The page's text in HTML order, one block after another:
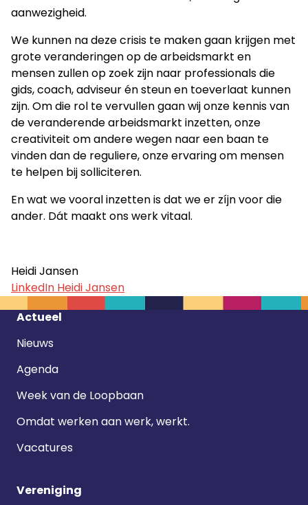
aanwezigheid.
We kunnen na deze crisis te maken gaan krijgen met
grote veranderingen op de arbeidsmarkt en
mensen zullen op zoek zijn naar professionals die
gids, coach, adviseur én steun en toeverlaat kunnen
zijn. Om die rol te vervullen gaan wij onze kennis van
de veranderende arbeidsmarkt inzetten, onze
creativiteit om andere wegen naar een baan te
vinden dan de reguliere, onze ervaring om mensen
te helpen bij solliciteren.
En wat we vooral inzetten is dat we er zíjn voor die
ander. Dát maakt ons werk vitaal.
Heidi Jansen
LinkedIn Heidi Jansen
Footer
Actueel
Nieuws
Agenda
Week van de Loopbaan
Omdat werken aan werk, werkt.
Vacatures
Vereniging